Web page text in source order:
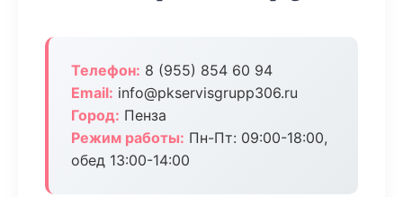
Телефон: 8 (955) 854 60 94
Email: info@pkservisgrupp306.ru
Город: Пенза
Режим работы: Пн-Пт: 09:00-18:00,
обед 13:00-14:00